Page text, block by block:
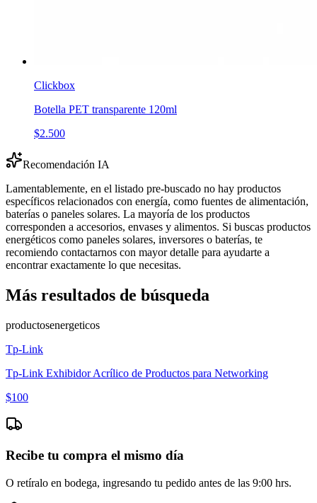
Clickbox
Botella PET transparente 120ml
$2.500
Recomendación IA
Lamentablemente, en el listado pre-buscado no hay productos
específicos relacionados con energía, como fuentes de alimentación,
baterías o paneles solares. La mayoría de los productos
corresponden a accesorios, envases y alimentos. Si buscas productos
energéticos como paneles solares, inversores o baterías, te
recomiendo contactarnos con mayor detalle para ayudarte a
encontrar exactamente lo que necesitas.
Más resultados de búsqueda
productosenergeticos
Tp-Link
Tp-Link Exhibidor Acrílico de Productos para Networking
$100
Recibe tu compra el mismo día
O retíralo en bodega, ingresando tu pedido antes de las 9:00 hrs.